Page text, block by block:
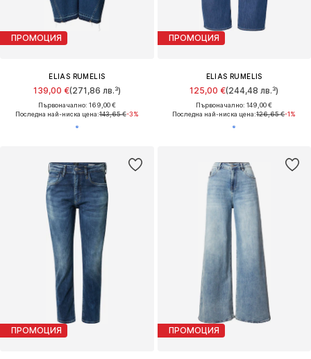
ПРОМОЦИЯ
ELIAS RUMELIS
139,00 €(271,86 лв.³)
Първоначално: 169,00 €
Последна най-ниска цена:143,65 €-3%
ПРОМОЦИЯ
ELIAS RUMELIS
125,00 €(244,48 лв.³)
Първоначално: 149,00 €
Последна най-ниска цена:126,65 €-1%
ПРОМОЦИЯ ПРОМОЦИЯ